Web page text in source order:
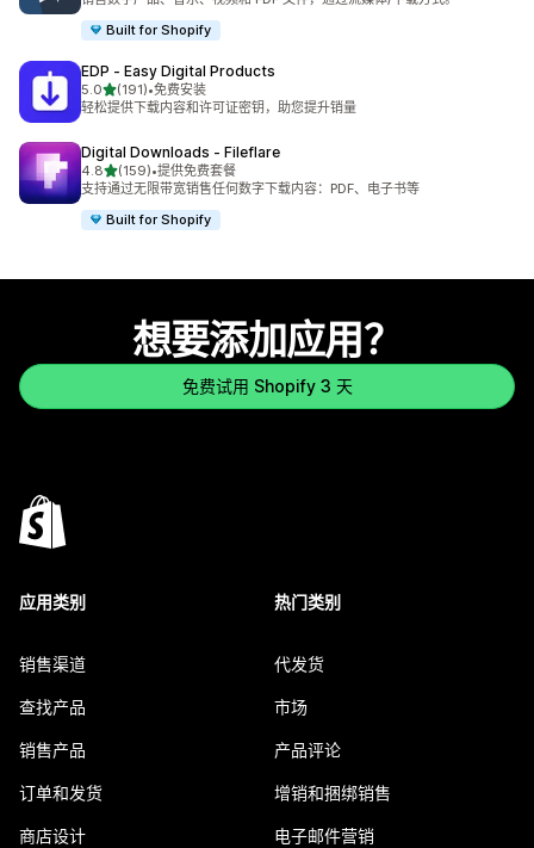
Built for Shopify
EDP ‑ Easy Digital Products
5.0星（满分 5 星）
(191)
总共 191 条评论
•免费安装
轻松提供下载内容和许可证密钥，助您提升销量
Digital Downloads ‑ Fileflare
4.8星（满分 5 星）
(159)
总共 159 条评论
•提供免费套餐
支持通过无限带宽销售任何数字下载内容：PDF、电子书等
Built for Shopify
想要添加应用？
免费试用 Shopify 3 天
应用类别
销售渠道
查找产品
销售产品
订单和发货
商店设计
热门类别
代发货
市场
产品评论
增销和捆绑销售
电子邮件营销